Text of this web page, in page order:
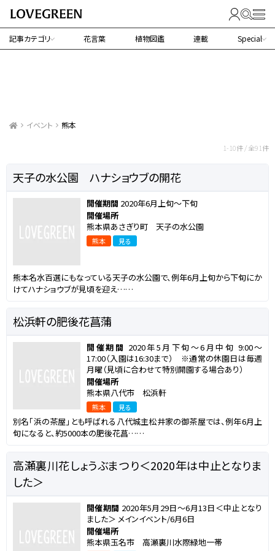
記事カテゴリ 花言葉 植物図鑑 連載 Special
イベント 熊本
1-10件 / 全91件
天子の水公園 ハナショウブの開花
開催期間 2020年6月上旬～下旬
開催場所
熊本県あさぎり町 天子の水公園
熊本 見る
熊本名水百選にもなっている天子の水公園で、例年6月上旬から下旬にか
けてハナショウブが見頃を迎え……
松浜軒の肥後花菖蒲
開催期間 2020年5月下旬～6月中旬 9:00～
17:00（入園は16:30まで） ※通常の休園日は毎週
月曜（見頃に合わせて特別開園する場合あり）
開催場所
熊本県八代市 松浜軒
熊本 見る
別名「浜の茶屋」とも呼ばれる八代城主松井家の御茶屋では、例年6月上
旬になると、約5000本の肥後花菖……
高瀬裏川花しょうぶまつり＜2020年は中止となりま
した＞
開催期間 2020年5月29日～6月13日＜中止となり
ました＞ メインイベント/6月6日
開催場所
熊本県玉名市 高瀬裏川水際緑地一帯